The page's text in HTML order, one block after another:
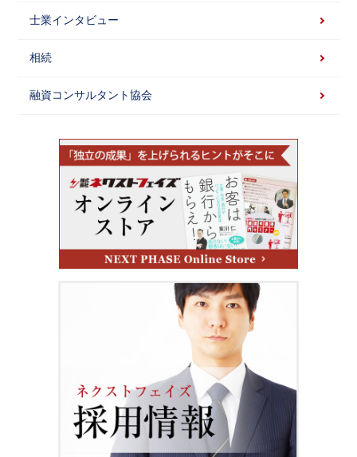
士業インタビュー
相続
融資コンサルタント協会